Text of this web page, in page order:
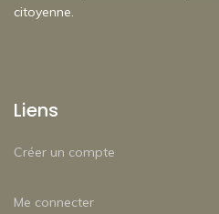
citoyenne.
Liens
Créer un compte
Me connecter